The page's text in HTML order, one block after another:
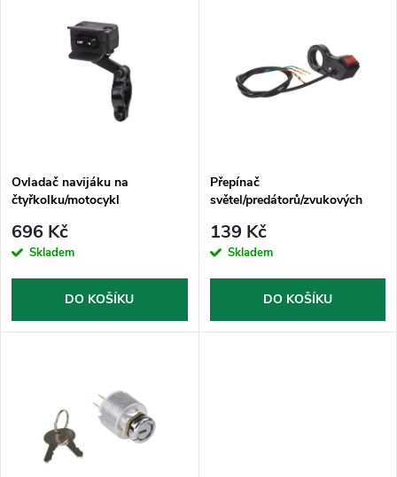
p
r
o
d
Nejprodávanější
s
p
r
Ovladač navijáku na
čtyřkolku/motocykl
696 Kč
Skladem
DO KOŠÍKU
Přepínač
světel/predátorů/zvukových
139 Kč
Skladem
DO KOŠÍKU